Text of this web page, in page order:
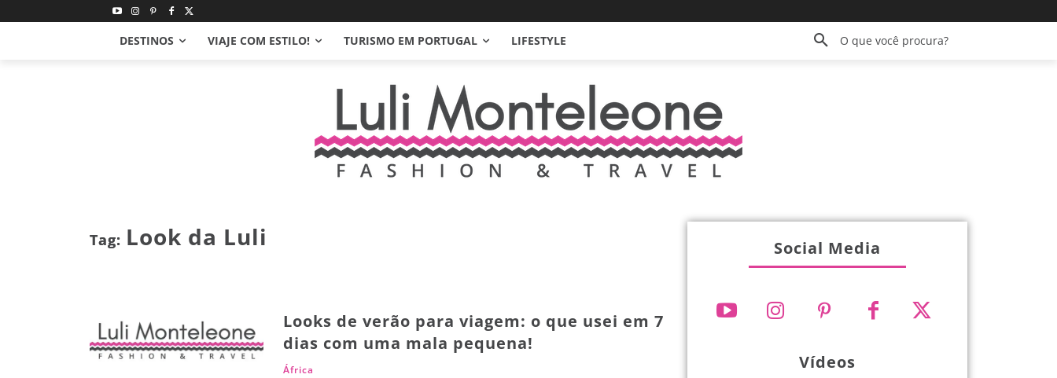
DESTINOS VIAJE COM ESTILO! TURISMO EM PORTUGAL LIFESTYLE O que você procura?
Tag: Look da Luli
Looks de verão para viagem: o que usei em 7
dias com uma mala pequena!
África
Social Media
Vídeos